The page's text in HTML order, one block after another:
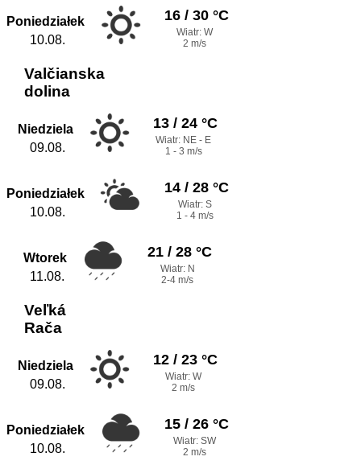
Poniedziałek
10.08.
16 / 30 °C
Wiatr: W
2 m/s
Valčianska
dolina
Niedziela
09.08.
13 / 24 °C
Wiatr: NE - E
1 - 3 m/s
Poniedziałek
10.08.
14 / 28 °C
Wiatr: S
1 - 4 m/s
Wtorek
11.08.
21 / 28 °C
Wiatr: N
2-4 m/s
Veľká
Rača
Niedziela
09.08.
12 / 23 °C
Wiatr: W
2 m/s
Poniedziałek
10.08.
15 / 26 °C
Wiatr: SW
2 m/s